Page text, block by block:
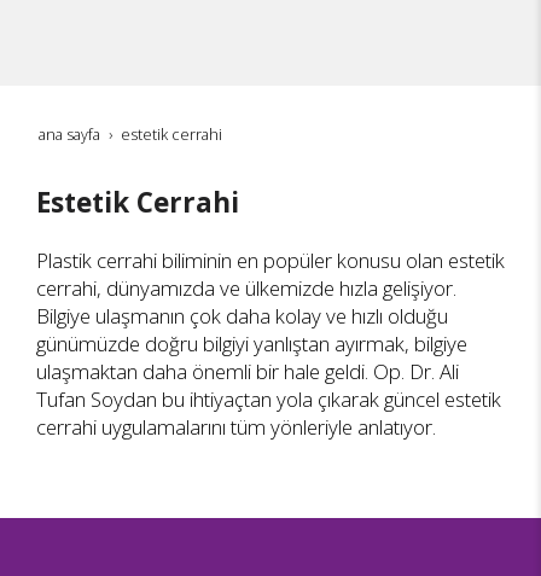
ana sayfa estetik cerrahi
Estetik Cerrahi
Plastik cerrahi biliminin en popüler konusu olan estetik
cerrahi, dünyamızda ve ülkemizde hızla gelişiyor.
Bilgiye ulaşmanın çok daha kolay ve hızlı olduğu
günümüzde doğru bilgiyi yanlıştan ayırmak, bilgiye
ulaşmaktan daha önemli bir hale geldi. Op. Dr. Ali
Tufan Soydan bu ihtiyaçtan yola çıkarak güncel estetik
cerrahi uygulamalarını tüm yönleriyle anlatıyor.